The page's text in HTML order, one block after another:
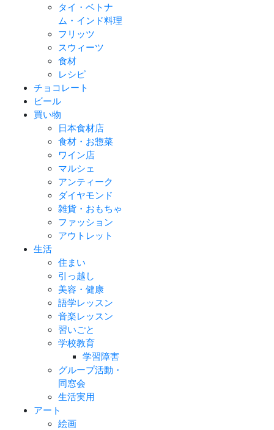
タイ・ベトナ
ム・インド料理
フリッツ
スウィーツ
食材
レシピ
チョコレート
ビール
買い物
日本食材店
食材・お惣菜
ワイン店
マルシェ
アンティーク
ダイヤモンド
雑貨・おもちゃ
ファッション
アウトレット
生活
住まい
引っ越し
美容・健康
語学レッスン
音楽レッスン
習いごと
学校教育
学習障害
グループ活動・
同窓会
生活実用
アート
絵画